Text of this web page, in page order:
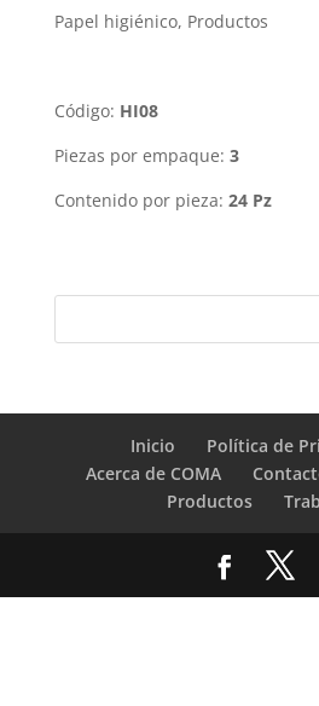
Papel higiénico, Productos
Código: HI08
Piezas por empaque: 3
Contenido por pieza: 24 Pz
Inicio
Política de
Acerca de COMA
Productos